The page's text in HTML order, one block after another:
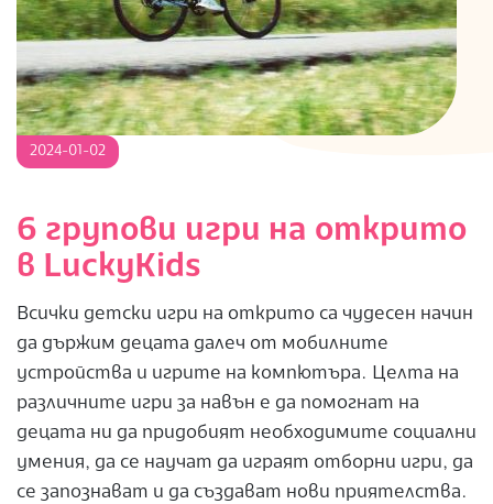
2024-
2024-01-02
6 групови игри на открито
в LuckyKids
Всички детски игри на открито са чудесен начин
да държим децата далеч от мобилните
устройства и игрите на компютъра. Целта на
различните игри за навън е да помогнат на
децата ни да придобият необходимите социални
умения, да се научат да играят отборни игри, да
се запознават и да създават нови приятелства.